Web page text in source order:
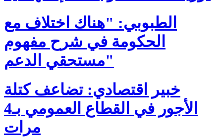
الطبوبي: "هناك اختلاف مع
الحكومة في شرح مفهوم
مستحقي الدعم"
خبير اقتصادي: تضاعف كتلة
الأجور في القطاع العمومي بـ4
مرات